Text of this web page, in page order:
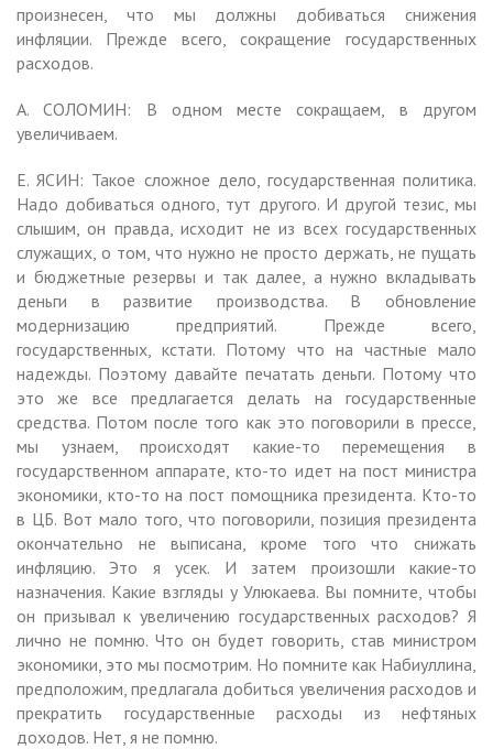
произнесен, что мы должны добиваться снижения
инфляции. Прежде всего, сокращение государственных
расходов.
А. СОЛОМИН: В одном месте сокращаем, в другом
увеличиваем.
Е. ЯСИН: Такое сложное дело, государственная политика.
Надо добиваться одного, тут другого. И другой тезис, мы
слышим, он правда, исходит не из всех государственных
служащих, о том, что нужно не просто держать, не пущать
и бюджетные резервы и так далее, а нужно вкладывать
деньги в развитие производства. В обновление
модернизацию предприятий. Прежде всего,
государственных, кстати. Потому что на частные мало
надежды. Поэтому давайте печатать деньги. Потому что
это же все предлагается делать на государственные
средства. Потом после того как это поговорили в прессе,
мы узнаем, происходят какие-то перемещения в
государственном аппарате, кто-то идет на пост министра
экономики, кто-то на пост помощника президента. Кто-то
в ЦБ. Вот мало того, что поговорили, позиция президента
окончательно не выписана, кроме того что снижать
инфляцию. Это я усек. И затем произошли какие-то
назначения. Какие взгляды у Улюкаева. Вы помните, чтобы
он призывал к увеличению государственных расходов? Я
лично не помню. Что он будет говорить, став министром
экономики, это мы посмотрим. Но помните как Набиуллина,
предположим, предлагала добиться увеличения расходов и
прекратить государственные расходы из нефтяных
доходов. Нет, я не помню.